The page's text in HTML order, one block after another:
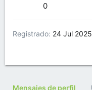
0
Registrado 24 Jul 2025
Mensajes de perfil